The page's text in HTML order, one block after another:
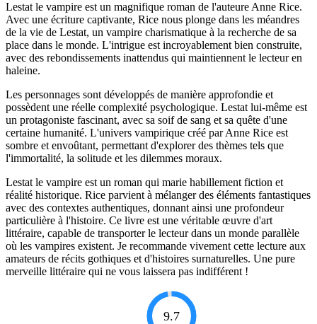
Lestat le vampire est un magnifique roman de l'auteure Anne Rice.
Avec une écriture captivante, Rice nous plonge dans les méandres
de la vie de Lestat, un vampire charismatique à la recherche de sa
place dans le monde. L'intrigue est incroyablement bien construite,
avec des rebondissements inattendus qui maintiennent le lecteur en
haleine.
Les personnages sont développés de manière approfondie et
possèdent une réelle complexité psychologique. Lestat lui-même est
un protagoniste fascinant, avec sa soif de sang et sa quête d'une
certaine humanité. L'univers vampirique créé par Anne Rice est
sombre et envoûtant, permettant d'explorer des thèmes tels que
l'immortalité, la solitude et les dilemmes moraux.
Lestat le vampire est un roman qui marie habillement fiction et
réalité historique. Rice parvient à mélanger des éléments fantastiques
avec des contextes authentiques, donnant ainsi une profondeur
particulière à l'histoire. Ce livre est une véritable œuvre d'art
littéraire, capable de transporter le lecteur dans un monde parallèle
où les vampires existent. Je recommande vivement cette lecture aux
amateurs de récits gothiques et d'histoires surnaturelles. Une pure
merveille littéraire qui ne vous laissera pas indifférent !
9.7